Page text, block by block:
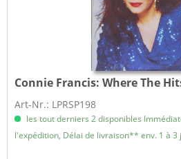
Connie Francis: Where The
Art-Nr.: LPRSP198
les tout derniers 2 disponibles
l'expédition, Délai de livraison** env. 1 à 3